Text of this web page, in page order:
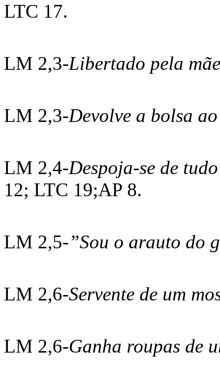
LTC 17.
LM 2,3-Libertado pela
LM 2,3-Devolve a bolsa
LM 2,4-Despoja-se de
12; LTC 19;AP 8.
LM 2,5-”Sou o arauto do
LM 2,6-Servente de um
LM 2,6-Ganha roupas de